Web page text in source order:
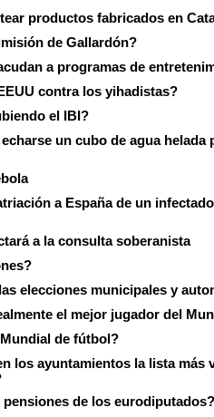
productos fabricados en
de Gallardón?
a programas de
contra los yihadistas?
el IBI?
un cubo de agua helada
a España de un
a la consulta soberanista
elecciones municipales y
el mejor jugador del
de fútbol?
los ayuntamientos la lista más
de los eurodiputados?